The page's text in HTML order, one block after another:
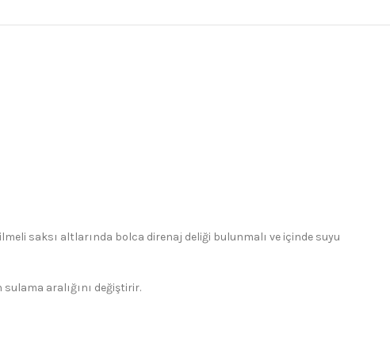
saksı altlarında bolca direnaj deliği bulunmalı ve içinde suyu
aralığını değiştirir.